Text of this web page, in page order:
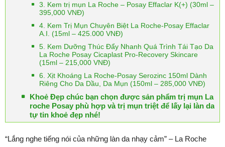
3. Kem trị mụn La Roche – Posay Effaclar K(+) (30ml –
395,000 VNĐ)
4. Kem Trị Mụn Chuyên Biệt La Roche-Posay Effaclar
A.I. (15ml – 425.000 VNĐ)
5. Kem Dưỡng Thúc Đẩy Nhanh Quá Trình Tái Tạo Da
La Roche Posay Cicaplast Pro-Recovery Skincare
(15ml – 215,000 VNĐ)
6. Xịt Khoáng La Roche-Posay Serozinc 150ml Dành
Riêng Cho Da Dầu, Da Mụn (150ml – 285,000 VNĐ)
Khoẻ Đẹp chúc bạn chọn được sản phẩm trị mụn La
roche Posay phù hợp và trị mụn triệt để lấy lại làn da
tự tin khoẻ đẹp nhé!
“Lắng nghe tiếng nói của những làn da nhạy cảm” – La Roche